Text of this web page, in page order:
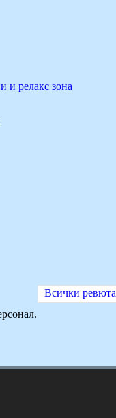
и релакс зона
Всички ревюта